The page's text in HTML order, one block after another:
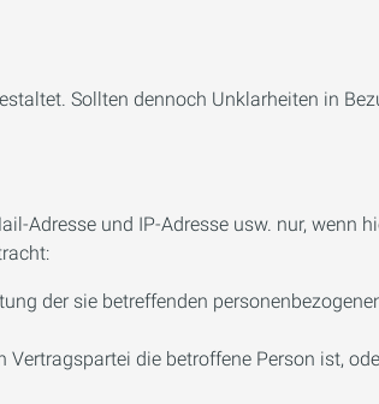
Sollten dennoch Unklarheiten in
Adresse und IP-Adresse usw. nur, wenn
der sie betreffenden
die betroffene Person ist,